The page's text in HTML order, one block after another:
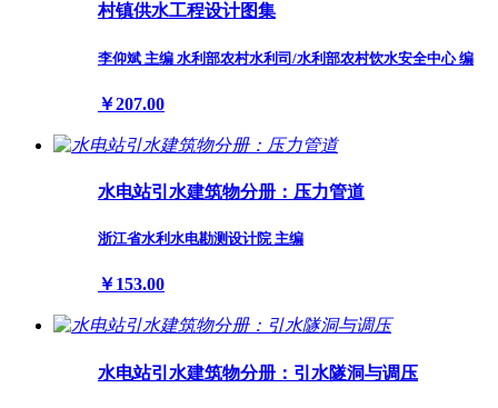
村镇供水工程设计图集
李仰斌 主编 水利部农村水利司/水利部农村饮水安全中心 编
￥207.00
水电站引水建筑物分册：压力管道
浙江省水利水电勘测设计院 主编
￥153.00
水电站引水建筑物分册：引水隧洞与调压